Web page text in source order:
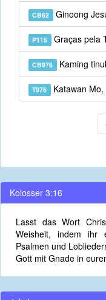
CB62 Ginoong
P115 Graças pela
CB976 Kaming
T976 Katawan Mo,
Kolosser 3:16
Lasst das Wort
Weisheit, indem ihr
Psalmen und
Gott mit Gnade in